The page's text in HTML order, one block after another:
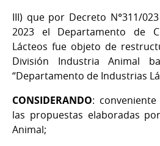
III) que por Decreto N°311/
2023 el Departamento de
Lácteos fue objeto de
División Industria Animal
“Departamento de Industrias
CONSIDERANDO:
las propuestas elaboradas
Animal;